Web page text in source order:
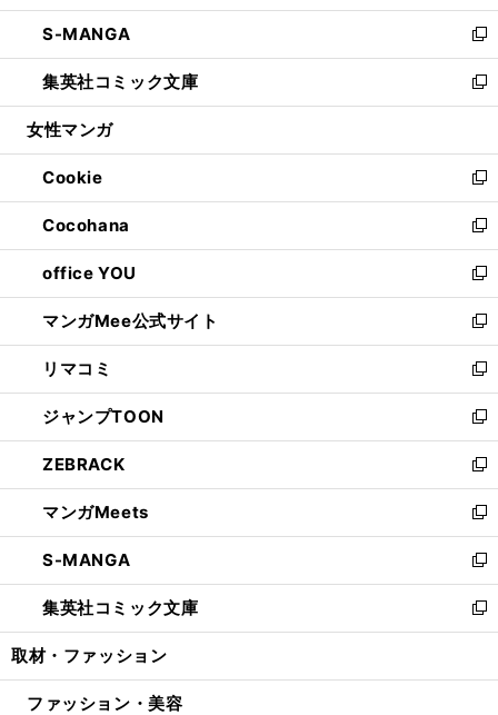
開
く
ウ
で
開
く
ン
ド
ウ
で
開
ウ
ィ
ン
ド
ウ
開
く
し
い
ウ
ィ
ン
ウ
で
開
く
S-MANGA
新
し
い
ウ
ン
ド
ウ
で
開
く
集英社コミック文庫
新
し
ウ
ィ
ン
ド
ウ
で
開
く
女性マンガ
Cookie
新
し
い
ウ
ィ
ン
ド
ウ
で
開
く
Cocohana
新
し
い
ウ
ィ
ン
ド
ウ
で
開
く
office YOU
新
し
い
ウ
ィ
ン
ド
ウ
で
開
く
マンガMee公式サイト
新
し
い
ウ
ィ
ン
ド
ウ
で
開
く
リマコミ
新
し
い
ウ
ィ
ン
ド
ウ
で
開
く
ジャンプTOON
新
し
い
ウ
ィ
ン
ド
ウ
で
開
ZEBRACK
新
し
い
ウ
ィ
ン
ド
ウ
開
マンガMeets
新
し
い
ウ
ィ
ン
ウ
S-MANGA
新
し
い
ウ
ン
集英社コミック文庫
新
し
ウ
取材・ファッション
ファッション・美容